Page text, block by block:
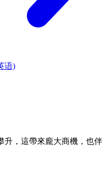
语)
升，這帶來龐大商機，也伴